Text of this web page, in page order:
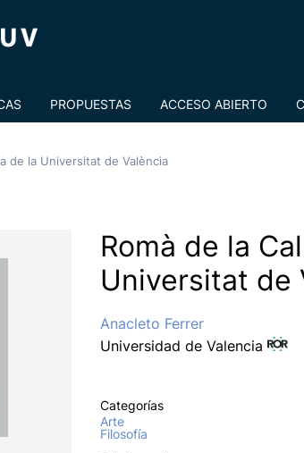
PROPUESTAS ACCESO ABIERTO
de la Universitat de València
Romà de la
Universitat de
Anacleto Ferrer
Universidad de Valencia
Categorías
Arte
Filosofía